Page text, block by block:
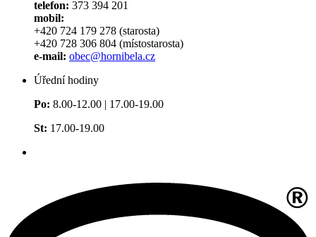
telefon: 373 394 201
mobil:
+420 724 179 278 (starosta)
+420 728 306 804 (místostarosta)
e-mail: obec@hornibela.cz
Úřední hodiny
Po: 8.00-12.00 | 17.00-19.00
St: 17.00-19.00